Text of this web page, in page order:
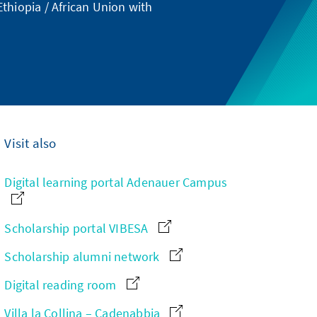
/ African Union with
Visit also
Digital learning portal Adenauer Campus
Scholarship portal VIBESA
Scholarship alumni network
Digital reading room
Villa la Collina – Cadenabbia